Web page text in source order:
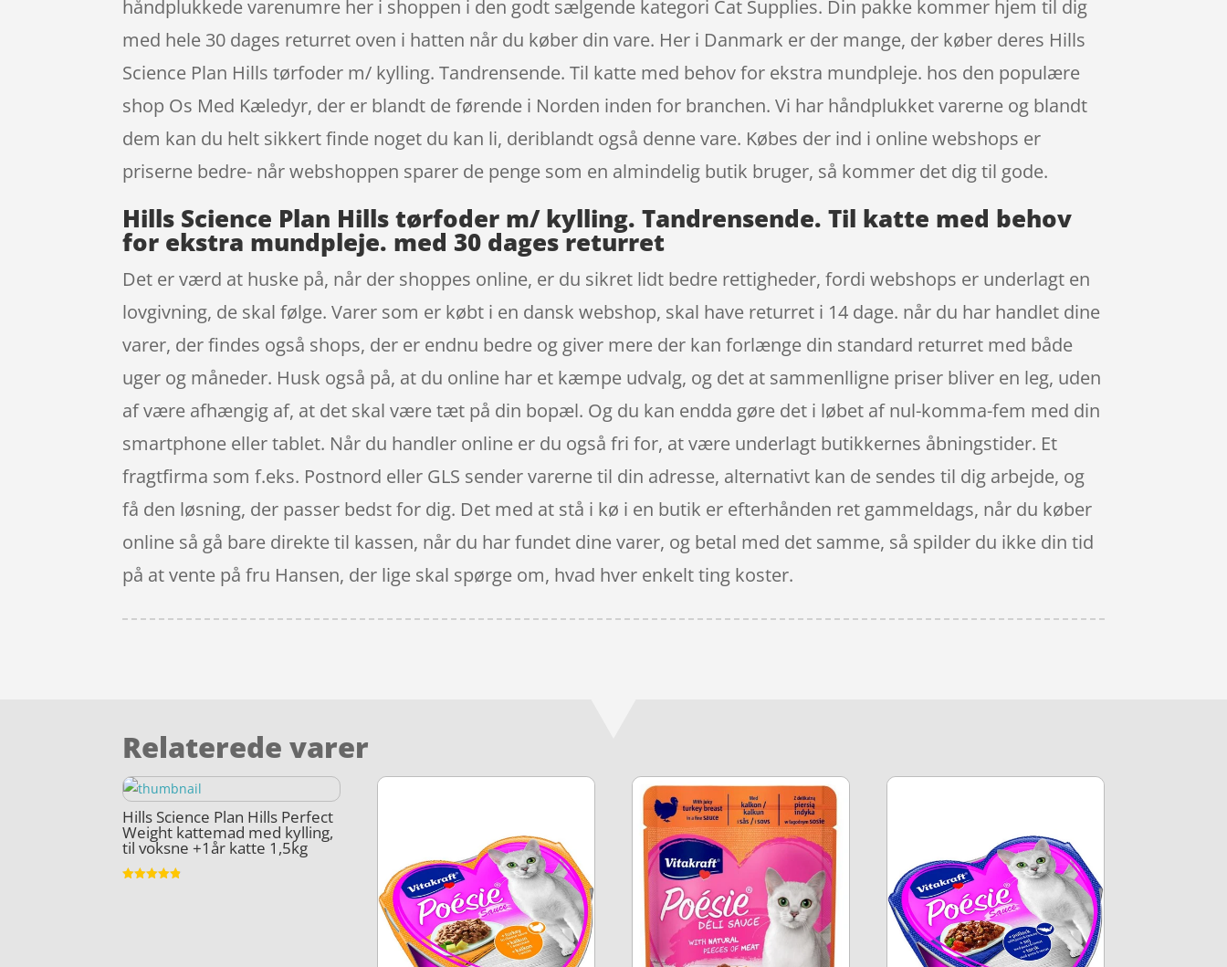
håndplukkede varenumre her i shoppen i den godt sælgende kategori Cat Supplies. Din pakke kommer hjem til dig
med hele 30 dages returret oven i hatten når du køber din vare. Her i Danmark er der mange, der køber deres Hills
Science Plan Hills tørfoder m/ kylling. Tandrensende. Til katte med behov for ekstra mundpleje. hos den populære
shop Os Med Kæledyr, der er blandt de førende i Norden inden for branchen. Vi har håndplukket varerne og blandt
dem kan du helt sikkert finde noget du kan li, deriblandt også denne vare. Købes der ind i online webshops er
priserne bedre- når webshoppen sparer de penge som en almindelig butik bruger, så kommer det dig til gode.
Hills Science Plan Hills tørfoder m/ kylling. Tandrensende. Til katte med behov
for ekstra mundpleje. med 30 dages returret
Det er værd at huske på, når der shoppes online, er du sikret lidt bedre rettigheder, fordi webshops er underlagt en
lovgivning, de skal følge. Varer som er købt i en dansk webshop, skal have returret i 14 dage. når du har handlet dine
varer, der findes også shops, der er endnu bedre og giver mere der kan forlænge din standard returret med både
uger og måneder. Husk også på, at du online har et kæmpe udvalg, og det at sammenlligne priser bliver en leg, uden
af være afhængig af, at det skal være tæt på din bopæl. Og du kan endda gøre det i løbet af nul-komma-fem med din
smartphone eller tablet. Når du handler online er du også fri for, at være underlagt butikkernes åbningstider. Et
fragtfirma som f.eks. Postnord eller GLS sender varerne til din adresse, alternativt kan de sendes til dig arbejde, og
få den løsning, der passer bedst for dig. Det med at stå i kø i en butik er efterhånden ret gammeldags, når du køber
online så gå bare direkte til kassen, når du har fundet dine varer, og betal med det samme, så spilder du ikke din tid
på at vente på fru Hansen, der lige skal spørge om, hvad hver enkelt ting koster.
Relaterede varer
Hills Science Plan Hills Perfect
Weight kattemad med kylling,
til voksne +1år katte 1,5kg